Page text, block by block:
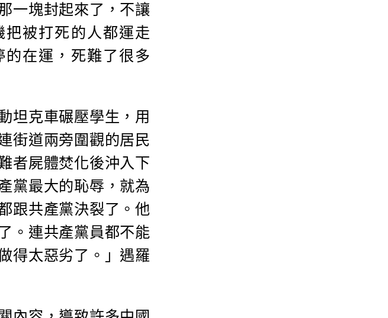
一塊封起來了，不讓
把被打死的人都運走
在運，死難了很多
坦克車碾壓學生，用
街道兩旁圍觀的居民
者屍體焚化後沖入下
黨最大的恥辱，就為
跟共產黨決裂了。他
。連共產黨員都不能
得太惡劣了。」遇羅